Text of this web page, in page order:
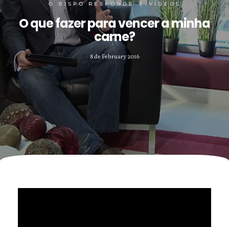
O BISPO RESPONDE VÍDEOS
O que fazer para vencer a minha
carne?
8 de February 2016